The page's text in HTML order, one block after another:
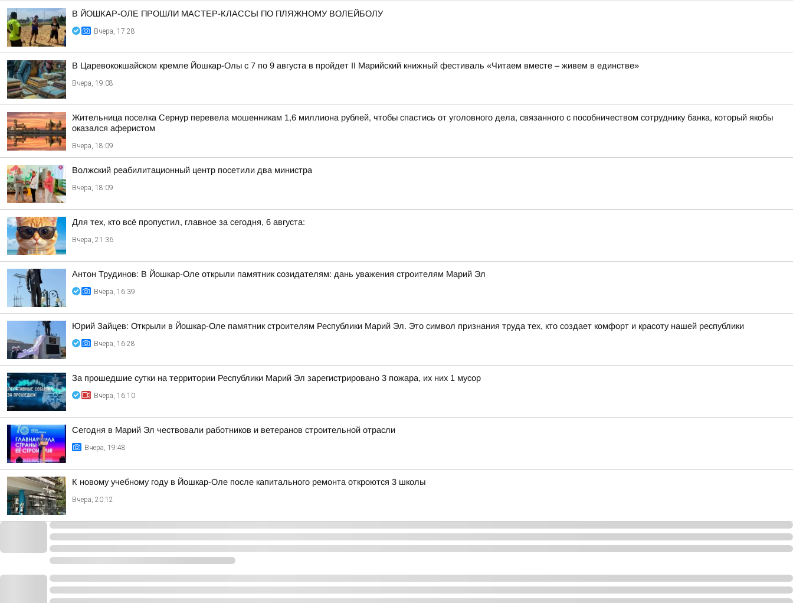
В ЙОШКАР-ОЛЕ ПРОШЛИ МАСТЕР-КЛАССЫ ПО ПЛЯЖНОМУ ВОЛЕЙБОЛУ
Вчера, 17:28
В Царевококшайском кремле Йошкар-Олы с 7 по 9 августа в пройдет II Марийский книжный фестиваль «Читаем вместе – живем в единстве»
Вчера, 19:08
Жительница поселка Сернур перевела мошенникам 1,6 миллиона рублей, чтобы спастись от уголовного дела, связанного с пособничеством сотруднику банка, который якобы
оказался аферистом
Вчера, 18:09
Волжский реабилитационный центр посетили два министра
Вчера, 18:09
Для тех, кто всё пропустил, главное за сегодня, 6 августа:
Вчера, 21:36
Антон Трудинов: В Йошкар-Оле открыли памятник созидателям: дань уважения строителям Марий Эл
Вчера, 16:39
Юрий Зайцев: Открыли в Йошкар-Оле памятник строителям Республики Марий Эл. Это символ признания труда тех, кто создает комфорт и красоту нашей республики
Вчера, 16:28
За прошедшие сутки на территории Республики Марий Эл зарегистрировано 3 пожара, их них 1 мусор
Вчера, 16:10
Сегодня в Марий Эл чествовали работников и ветеранов строительной отрасли
Вчера, 19:48
К новому учебному году в Йошкар-Оле после капитального ремонта откроются 3 школы
Вчера, 20:12